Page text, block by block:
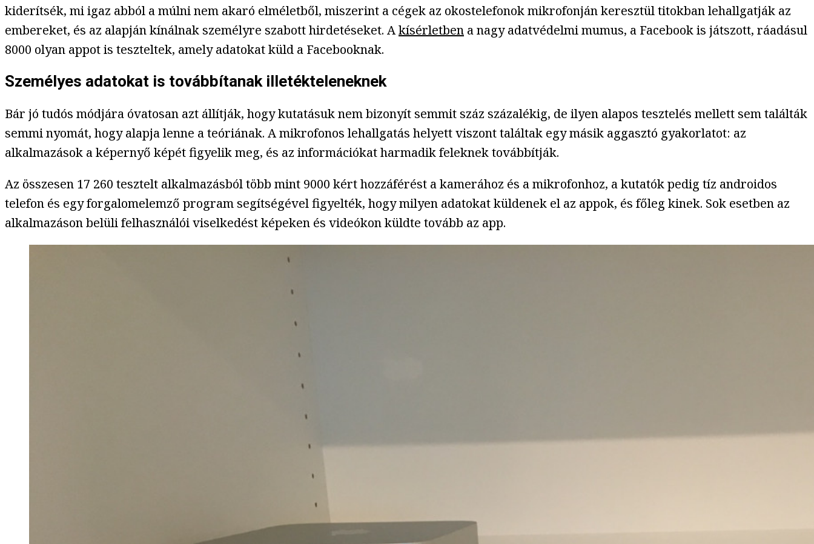
kiderítsék, mi igaz abból a múlni nem akaró elméletből, miszerint a cégek az okostelefonok mikrofonján keresztül titokban lehallgatják az
embereket, és az alapján kínálnak személyre szabott hirdetéseket. Akísérletben a nagy adatvédelmi mumus, a Facebook is játszott, ráadásul
8000 olyan appot is teszteltek, amely adatokat küld a Facebooknak.
Személyes adatokat is továbbítanak illetékteleneknek
Bár jó tudós módjára óvatosan azt állítják, hogy kutatásuk nem bizonyít semmit száz százalékig, de ilyen alapos tesztelés mellett sem találták
semmi nyomát, hogy alapja lenne a teóriának. A mikrofonos lehallgatás helyett viszont találtak egy másik aggasztó gyakorlatot: az
alkalmazások a képernyő képét figyelik meg, és az információkat harmadik feleknek továbbítják.
Az összesen 17 260 tesztelt alkalmazásból több mint 9000 kért hozzáférést a kamerához és a mikrofonhoz, a kutatók pedig tíz androidos
telefon és egy forgalomelemző program segítségével figyelték, hogy milyen adatokat küldenek el az appok, és főleg kinek. Sok esetben az
alkalmazáson belüli felhasználói viselkedést képeken és videókon küldte tovább az app.